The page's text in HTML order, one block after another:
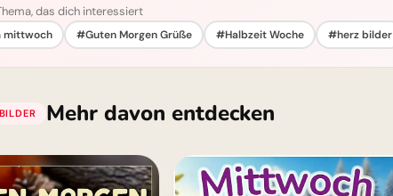
das dich interessiert
mittwoch #Guten Morgen Grüße #Halbzeit Woche #herz bilder
Mehr davon entdecken